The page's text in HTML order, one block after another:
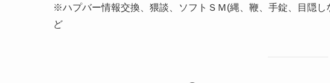
※ハプバー情報交換、猥談、ソフトＳＭ(縄、鞭、手錠、目隠
ど